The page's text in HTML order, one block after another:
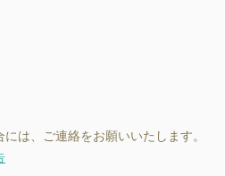
は、ご連絡をお願いいたします。